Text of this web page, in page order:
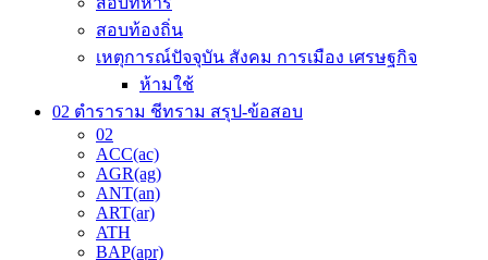
สอบท้องถิ่น
เหตุการณ์ปัจจุบัน สังคม การเมือง เศรษฐกิจ
ห้ามใช้
02 ตำราราม ชีทราม สรุป-ข้อสอบ
02
ACC(ac)
AGR(ag)
ANT(an)
ART(ar)
ATH
BAP(apr)